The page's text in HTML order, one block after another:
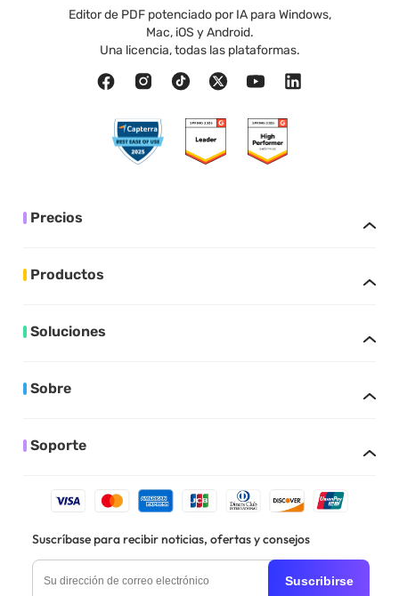
Editor de PDF potenciado por IA para Windows,
Mac, iOS y Android.
Una licencia, todas las plataformas.
Precios
Productos
Soluciones
Sobre
Soporte
Suscríbase para recibir noticias, ofertas y consejos
Suscribirse